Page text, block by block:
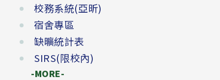
校務系統(亞昕)
宿舍專區
缺曠統計表
SIRS(限校內)
-MORE-